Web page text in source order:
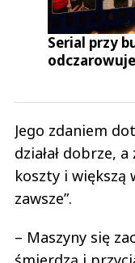
Serial przy
Jego zdaniem
działał dobrze,
koszty i większą
zawsze”.
– Maszyny się